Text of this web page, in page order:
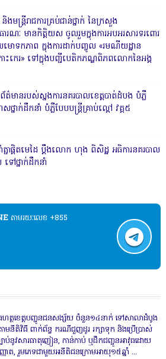
ងមន្ត្រីរាជការគ្រប់ជាន់ថ្នាក់ នៃក្រសួង
ារណៈ មានកិត្តិយស ចូលរួមក្នុងការអបអរសារទរពោរ
ទកភាព ក្នុងការដាក់បញ្ចូល «រមណីយដ្ឋាន
ះកេរ» ទៅក្នុងបញ្ជីបេតិកភណ្ឌពិភពលោកនៃអង្គ
ព័ត៌មានរបស់ស្នងការនគរបាលខេត្តបាត់ដំបង បំភ្លឺ
នាក់ដឹកនាំ បំភ្លឺបែបបន្ត្រីគ្រាប់ល្ពៅ វគ្គ៥
ាំគ្នាផ្ដិតមេដៃ ប្ដឹងលោក ហុង ពិសិដ្ឋ អធិការនគរបាល
ៅថ្នាក់ដឹកនាំ
តាមរយៈលេខ +855
ធហត្ថខេត្តបញ្ជូនជនសង្ស័យ ចំនួន១៤នាក់ ទៅសាលាដំបូង
តាមនីតិវិធី ពាក់ព័ន្ធ ករណីជួញដូរ រក្សាទុក និងប្រើប្រាស់
ប់នូវសារធាតុញៀន, កាន់កាប់ ឬដឹកជញ្ជូនអាវុធដោយ
ញ្ញាត, រួមភេទជាមួយអនីតិជនក្រោមអាយុ១៥ឆ្នាំ ...